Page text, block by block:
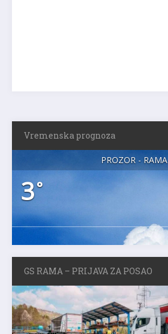
Vremenska prognoza
PROZOR - RAMA
3°
GS RAMA – PRIJAVA ZA POSAO